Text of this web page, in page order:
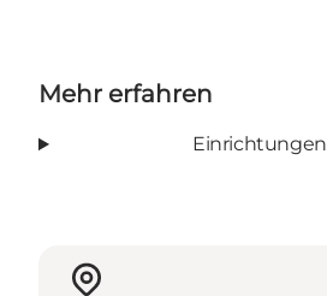
Mehr erfahren
Einrichtungen